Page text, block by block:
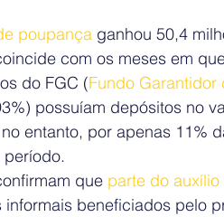
poupança ganhou 50,4
com os meses em
do FGC (Fundo Garantidor
possuíam depósitos no
entanto, por apenas 11%
que parte do
informais beneficiados pelo